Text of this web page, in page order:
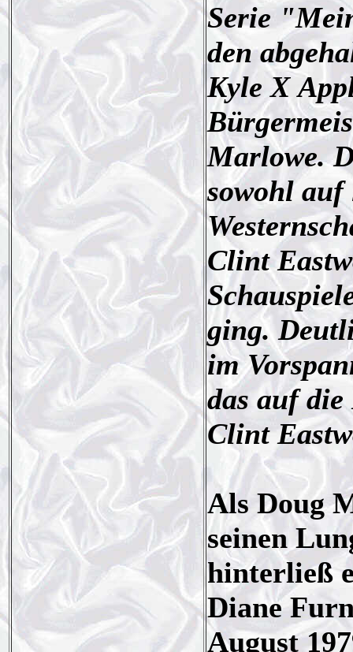
Serie
den
Kyle X
Marlowe.
sowohl auf
Clint
ging.
im
das auf
Clint
Als Doug
seinen
hinterließ
Diane
August